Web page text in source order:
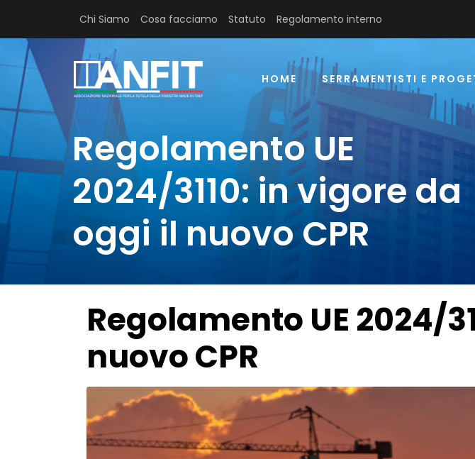
Chi Siamo Cosa facciamo Statuto Regolamento interno
HOME SERRAMENTISTI E
Regolamento UE
2024/3110: in vigore da
oggi il nuovo CPR
Regolamento UE 2024/
nuovo CPR